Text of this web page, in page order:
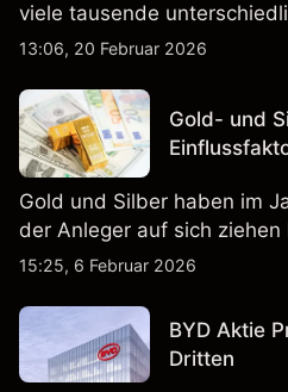
viele tausende
Währungen.
13:06, 20 Februar 2026
Gold- und
Gold und Silber haben im
der Anleger auf sich ziehen
15:25, 6 Februar 2026
BYD Aktie
Dritten